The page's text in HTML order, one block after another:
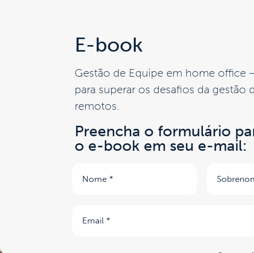
E-book
Gestão de Equipe em home office
para superar os desafios da gestão
remotos.
Preencha o formulário
o e-book em seu e-mail: